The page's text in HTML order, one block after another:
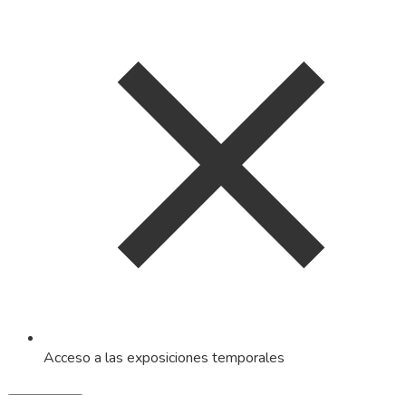
Acceso a las exposiciones temporales